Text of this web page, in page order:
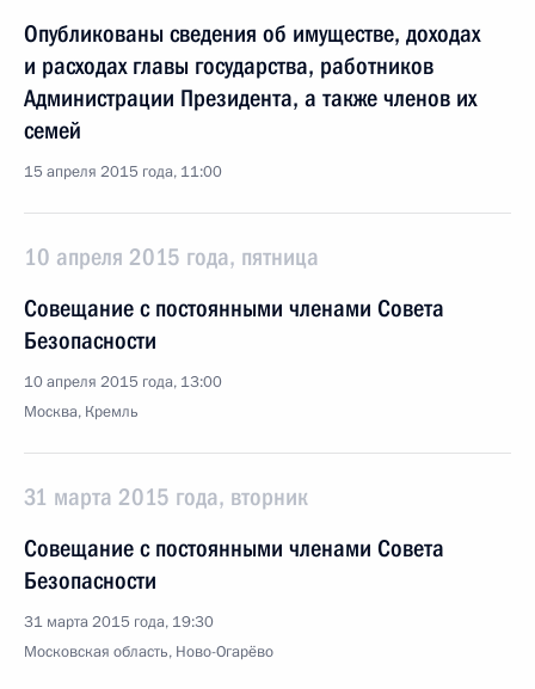
Опубликованы сведения об имуществе, доходах
и расходах главы государства, работников
Администрации Президента, а также членов их
семей
15 апреля 2015 года, 11:00
10 апреля 2015 года, пятница
Совещание с постоянными членами Совета
Безопасности
10 апреля 2015 года, 13:00
Москва, Кремль
31 марта 2015 года, вторник
Совещание с постоянными членами Совета
Безопасности
31 марта 2015 года, 19:30
Московская область, Ново-Огарёво